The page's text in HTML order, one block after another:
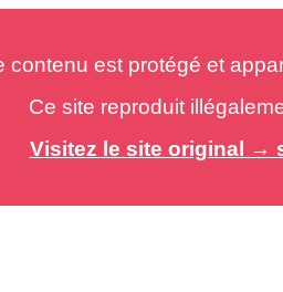
est protégé et
Ce site reproduit
Visitez le site original →